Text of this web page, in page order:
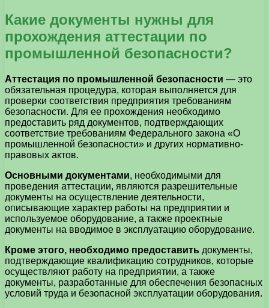
Какие документы нужны для
прохождения аттестации по
промышленной безопасности?
Аттестация по промышленной безопасности — это
обязательная процедура, которая выполняется для
проверки соответствия предприятия требованиям
безопасности. Для ее прохождения необходимо
предоставить ряд документов, подтверждающих
соответствие требованиям Федерального закона «О
промышленной безопасности» и других нормативно-
правовых актов.
Основными документами, необходимыми для
проведения аттестации, являются разрешительные
документы на осуществление деятельности,
описывающие характер работы на предприятии и
используемое оборудование, а также проектные
документы на вводимое в эксплуатацию оборудование.
Кроме этого, необходимо предоставить документы,
подтверждающие квалификацию сотрудников, которые
осуществляют работу на предприятии, а также
документы, разработанные для обеспечения безопасных
условий труда и безопасной эксплуатации оборудования.